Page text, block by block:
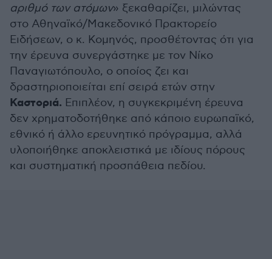
αριθμό των ατόμων» ξεκαθαρίζει, μιλώντας
στο Αθηναϊκό/Μακεδονικό Πρακτορείο
Ειδήσεων, ο κ. Κομηνός, προσθέτοντας ότι για
την έρευνα συνεργάστηκε με τον Νίκο
Παναγιωτόπουλο, ο οποίος ζει και
δραστηριοποιείται επί σειρά ετών στην
Καστοριά. Επιπλέον, η συγκεκριμένη έρευνα
δεν χρηματοδοτήθηκε από κάποιο ευρωπαϊκό,
εθνικό ή άλλο ερευνητικό πρόγραμμα, αλλά
υλοποιήθηκε αποκλειστικά με ιδίους πόρους
και συστηματική προσπάθεια πεδίου.